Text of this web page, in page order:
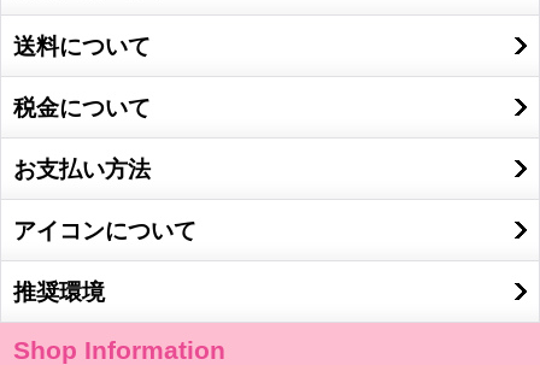
送料について
税金について
お支払い方法
アイコンについて
推奨環境
Shop Information